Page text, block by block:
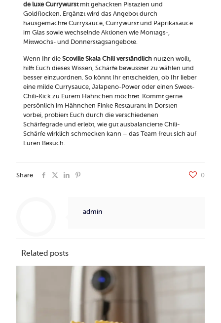
de luxe Currywurstmit gehackten Pistazien und
Goldflocken. Ergänzt wird das Angebot durch
hausgemachte Currysauce, Currywurst und Paprikasauce
im Glas sowie wechselnde Aktionen wie Montags-,
Mittwochs- und Donnerstagsangebote.
Wenn Ihr die Scoville Skala Chili verständlichnutzen wollt,
hilft Euch dieses Wissen, Schärfe bewusster zu wählen und
besser einzuordnen. So könnt Ihr entscheiden, ob Ihr lieber
eine milde Currysauce, Jalapeno-Power oder einen Sweet-
Chili-Kick zu Eurem Hähnchen möchtet. Kommt gerne
persönlich im Hähnchen Finke Restaurant in Dorsten
vorbei, probiert Euch durch die verschiedenen
Schärfegrade und erlebt, wie gut ausbalancierte Chili-
Schärfe wirklich schmecken kann – das Team freut sich auf
Euren Besuch.
Share 0
admin
Related posts